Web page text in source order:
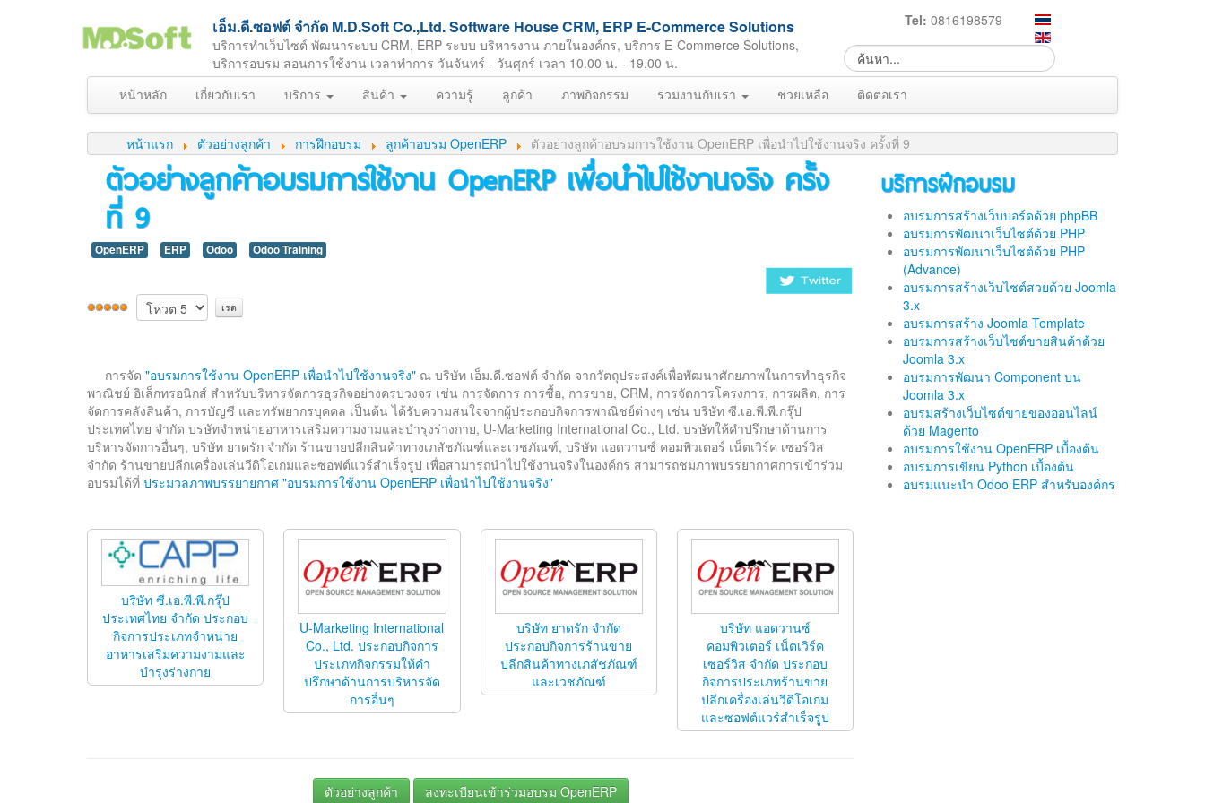
เอ็ม.ดี.ซอฟต์ จำกัด M.D.Soft Co.,Ltd. Software House CRM, ERP E-Commerce Solutions
บริการทำเว็บไซต์ พัฒนาระบบ CRM, ERP ระบบ บริหารงาน ภายในองค์กร, บริการ E-Commerce Solutions,
บริการอบรม สอนการใช้งาน เวลาทำการ วันจันทร์ - วันศุกร์ เวลา 10.00 น. - 19.00 น.
Tel: 0816198579
หน้าหลัก เกี่ยวกับเรา บริการ สินค้า ความรู้ ลูกค้า ภาพกิจกรรม ร่วมงานกับเรา ช่วยเหลือ ติดต่อเรา
หน้าแรก ตัวอย่างลูกค้า การฝึกอบรม ลูกค้าอบรม OpenERP ตัวอย่างลูกค้าอบรมการใช้งาน OpenERP เพื่อนำไปใช้งานจริง ครั้งที่ 9
ตัวอย่างลูกค้าอบรมการใช้งาน OpenERP เพื่อนำไปใช้งานจริง ครั้ง
ที่ 9
OpenERP ERP Odoo Odoo Training
การจัด "อบรมการใช้งาน OpenERP เพื่อนำไปใช้งานจริง" ณ บริษัท เอ็ม.ดี.ซอฟต์ จำกัด จากวัตถุประสงค์เพื่อพัฒนาศักยภาพในการทำธุรกิจ
พาณิชย์ อิเล็กทรอนิกส์ สำหรับบริหารจัดการธุรกิจอย่างครบวงจร เช่น การจัดการ การซื้อ, การขาย, CRM, การจัดการโครงการ, การผลิต, การ
จัดการคลังสินค้า, การบัญชี และทรัพยากรบุคคล เป็นต้น ได้รับความสนใจจากผู้ประกอบกิจการพาณิชย์ต่างๆ เช่น บริษัท ซี.เอ.พี.พี.กรุ๊ป
ประเทศไทย จำกัด บรษัทจำหน่ายอาหารเสริมความงามและบำรุงร่างกาย, U-Marketing International Co., Ltd. บรษัทให้คำปรึกษาด้านการ
บริหารจัดการอื่นๆ, บริษัท ยาดรัก จำกัด ร้านขายปลีกสินค้าทางเภสัชภัณฑ์และเวชภัณฑ์, บริษัท แอดวานซ์ คอมพิวเตอร์ เน็ตเวิร์ค เซอร์วิส
จำกัด ร้านขายปลีกเครื่องเล่นวีดิโอเกมและซอฟต์แวร์สำเร็จรูป เพื่อสามารถนำไปใช้งานจริงในองค์กร สามารถชมภาพบรรยากาศการเข้าร่วม
อบรมได้ที่ ประมวลภาพบรรยายกาศ "อบรมการใช้งาน OpenERP เพื่อนำไปใช้งานจริง"
บริษัท ซี.เอ.พี.พี.กรุ๊ป
ประเทศไทย จำกัด ประกอบ
กิจการประเภทจำหน่าย
อาหารเสริมความงามและ
บำรุงร่างกาย
U-Marketing International
Co., Ltd. ประกอบกิจการ
ประเภทกิจกรรมให้คำ
ปรึกษาด้านการบริหารจัด
การอื่นๆ
บริษัท ยาดรัก จำกัด
ประกอบกิจการร้านขาย
ปลีกสินค้าทางเภสัชภัณฑ์
และเวชภัณฑ์
บริษัท แอดวานซ์
คอมพิวเตอร์ เน็ตเวิร์ค
เซอร์วิส จำกัด ประกอบ
กิจการประเภทร้านขาย
ปลีกเครื่องเล่นวีดิโอเกม
และซอฟต์แวร์สำเร็จรูป
ตัวอย่างลูกค้า ลงทะเบียนเข้าร่วมอบรม OpenERP
บริการฝึกอบรม
อบรมการสร้างเว็บบอร์ดด้วย phpBB
อบรมการพัฒนาเว็บไซต์ด้วย PHP
อบรมการพัฒนาเว็บไซต์ด้วย PHP
(Advance)
อบรมการสร้างเว็บไซต์สวยด้วย Joomla
3.x
อบรมการสร้าง Joomla Template
อบรมการสร้างเว็บไซต์ขายสินค้าด้วย
Joomla 3.x
อบรมการพัฒนา Component บน
Joomla 3.x
อบรมสร้างเว็บไซต์ขายของออนไลน์
ด้วย Magento
อบรมการใช้งาน OpenERP เบื้องต้น
อบรมการเขียน Python เบื้องต้น
อบรมแนะนำ Odoo ERP สำหรับองค์กร